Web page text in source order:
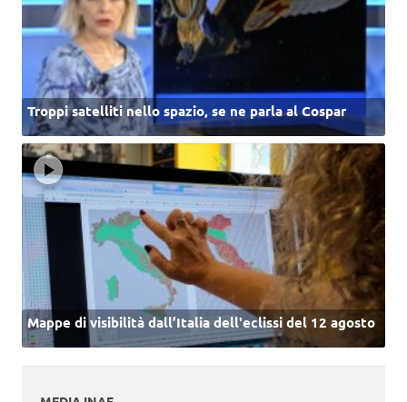
Troppi satelliti nello spazio, se ne parla al Cospar
Mappe di visibilità dall’Italia dell'eclissi del 12 agosto